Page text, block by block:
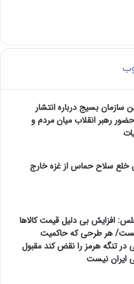
سازمان بسیج درباره انتشار
رهبر انقلاب میان مردم و
خلع سلاح حماس از غزه خارج
افزایش بی دلیل قیمت کالاها
هر طرحی که حاکمیت
در تنگه هرمز را نقض کند مقبول
ایران نیست